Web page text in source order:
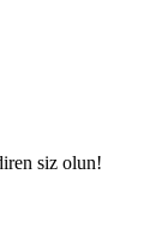
siz olun!